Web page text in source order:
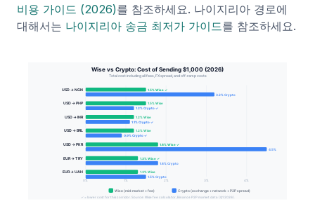
비용 가이드 (2026)를 참조하세요. 나이지리아 경로에
대해서는 나이지리아 송금 최저가 가이드를 참조하세요.